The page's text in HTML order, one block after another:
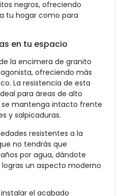
negros, ofreciendo
tu hogar como para
en tu espacio
la encimera de granito
ofreciendo más
La resistencia de esta
para áreas de alto
mantenga intacto frente
y salpicaduras.
resistentes a la
no tendrás que
por agua, dándote
un aspecto moderno
el acabado